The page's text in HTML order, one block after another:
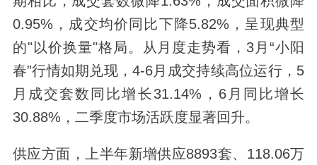
0.95%，成交均价同比下降5.82%，呈现典型
的"以价换量"格局。从月度走势看，3月“小阳
春”行情如期兑现，4-6月成交持续高位运行，5
月成交套数同比增长31.14%，6月同比增长
30.88%，二季度市场活跃度显著回升。
供应方面，上半年新增供应8893套、118.06万